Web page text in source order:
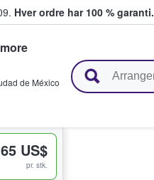
Hver ordre har 100 % garanti.
de México
US$
pr. stk.